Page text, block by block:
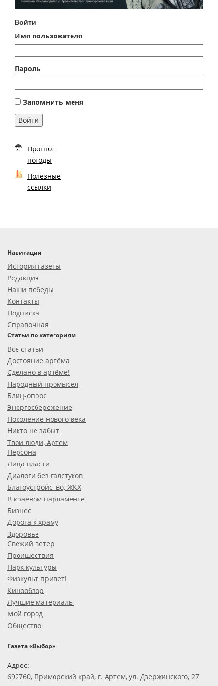
Войти
Имя пользователя
Пароль
Запомнить меня
Войти
Прогноз
погоды
Полезные
ссылки
Навигация
История газеты
Редакция
Наши победы
Контакты
Подписка
Справочная
Статьи по категориям
Все статьи
Достояние артёма
Сделано в артёме!
Народный промысел
Блиц-опрос
Энергосбережение
Поколение нового века
Никто не забыт
Твои люди, Артем
Персона
Лица власти
Диалоги без галстуков
Благоустройство, ЖКХ
В краевом парламенте
Бизнес
Дорога к храму
Здоровье
Свежий ветер
Проишествия
Парк культуры
Физкульт привет!
Кинообзор
Лучшие материалы
Мой город
Общество
Газета «Выбор»
Адрес:
692760, Приморский край, г. Артем, ул. Дзержинского, 27